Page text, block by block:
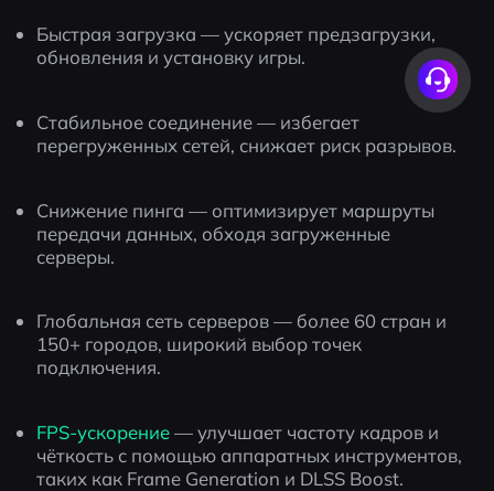
Быстрая загрузка — ускоряет предзагрузки,
обновления и установку игры.
Стабильное соединение — избегает
перегруженных сетей, снижает риск разрывов.
Снижение пинга — оптимизирует маршруты
передачи данных, обходя загруженные
серверы.
Глобальная сеть серверов — более 60 стран и
150+ городов, широкий выбор точек
подключения.
FPS-ускорение — улучшает частоту кадров и
чёткость с помощью аппаратных инструментов,
таких как Frame Generation и DLSS Boost.